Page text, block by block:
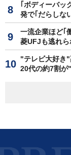
｢ボディーバ
発で｢だらしな
一流企業ほど｢
菱UFJも逃れ
"テレビ大好き
20代の約7割が